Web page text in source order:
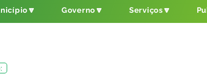
Governo🔽 Serviços🔽